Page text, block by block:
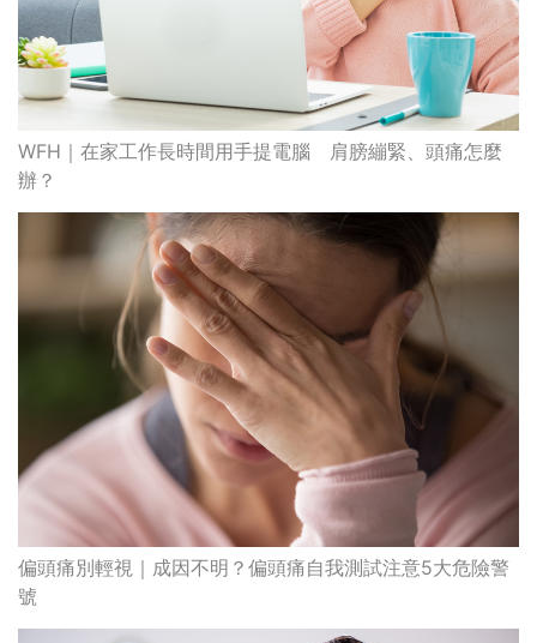
WFH｜在家工作長時間用手提電腦 肩膀繃緊、頭痛怎麼
辦？
偏頭痛別輕視｜成因不明？偏頭痛自我測試注意5大危險警
號